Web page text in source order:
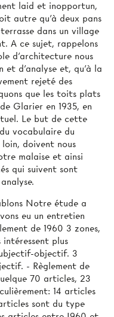
laid et inopportun,
autre qu’à deux pans
dans un village
A ce sujet, rappelons
d'architecture nous
et d'analyse et, qu'à la
rejeté des
que les toits plats
Glarier en 1935, en
Le but de cette
vocabulaire du
doivent nous
malaise et ainsi
qui suivent sont
Notre étude a
eu un entretien
de 1960 3 zones,
plus
objectif. 3
- Règlement de
70 articles, 23
14 articles
sont du type